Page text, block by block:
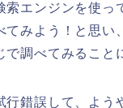
索エンジンを使っ
てみよう！と思
で調べてみること
行錯誤して、よう